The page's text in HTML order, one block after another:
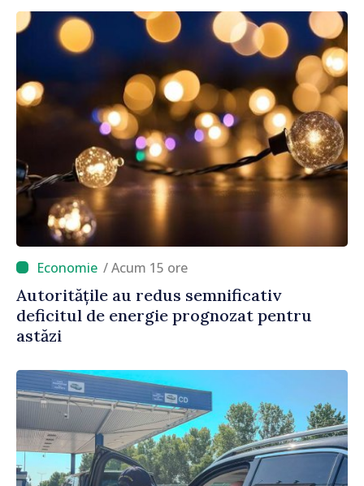
/ Acum 15 ore
Autoritățile au redus semnificativ
deficitul de energie prognozat pentru
astăzi